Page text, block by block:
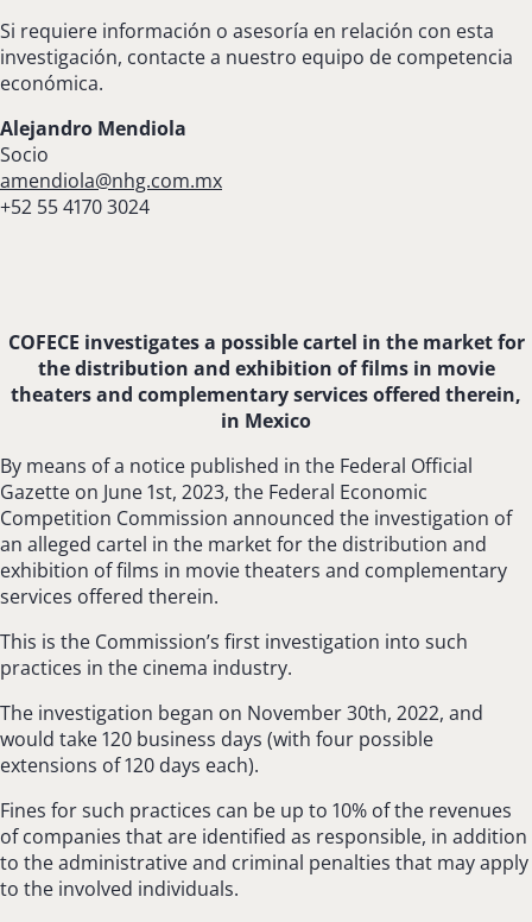
Si requiere información o asesoría en relación con esta
investigación, contacte a nuestro equipo de competencia
económica.
Alejandro Mendiola
Socio
amendiola@nhg.com.mx
+52 55 4170 3024
COFECE investigates a possible cartel in the market for
the distribution and exhibition of films in movie
theaters and complementary services offered therein,
in Mexico
By means of a notice published in the Federal Official
Gazette on June 1st, 2023, the Federal Economic
Competition Commission announced the investigation of
an alleged cartel in the market for the distribution and
exhibition of films in movie theaters and complementary
services offered therein.
This is the Commission’s first investigation into such
practices in the cinema industry.
The investigation began on November 30th, 2022, and
would take 120 business days (with four possible
extensions of 120 days each).
Fines for such practices can be up to 10% of the revenues
of companies that are identified as responsible, in addition
to the administrative and criminal penalties that may apply
to the involved individuals.